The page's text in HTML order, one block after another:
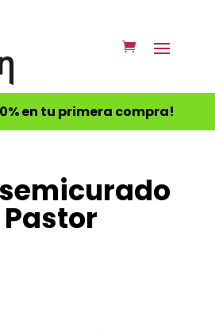
en tu primera compra!
Pastor